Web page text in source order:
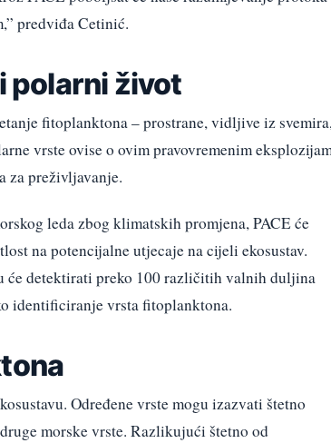
predviđa Cetinić.
polarni život
fitoplanktona – prostrane, vidljive iz
vrste ovise o ovim pravovremenim
za preživljavanje.
leda zbog klimatskih promjena, PACE će
na potencijalne utjecaje na cijeli ekosustav.
će detektirati preko 100 različitih valnih duljina
identificiranje vrsta fitoplanktona.
Određene vrste mogu izazvati štetno
morske vrste. Razlikujući štetno od